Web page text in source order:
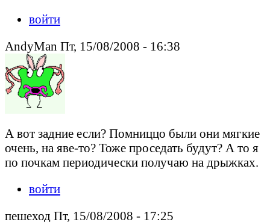
войти
AndyMan Пт, 15/08/2008 - 16:38
А вот задние если? Помниццо были они мягкие
очень, на яве-то? Тоже проседать будут? А то я
по почкам периодически получаю на дрыжках.
войти
пешеход Пт, 15/08/2008 - 17:25